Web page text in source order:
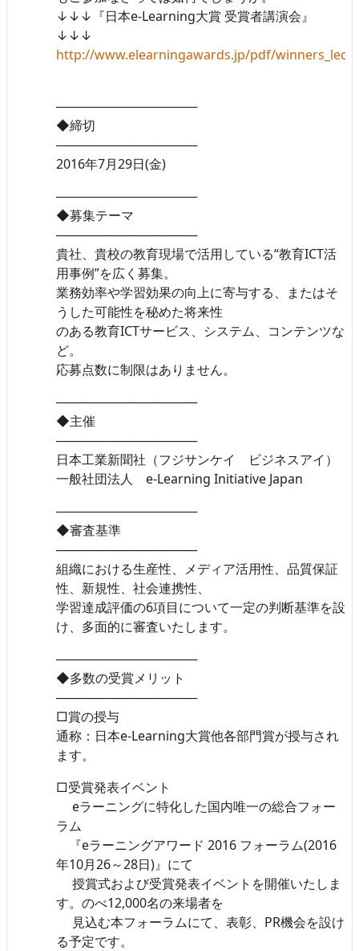
↓↓↓『日本e-Learning大賞 受賞者講演会』
↓↓↓
http://www.elearningawards.jp/pdf/
────────────────
◆締切
────────────────
2016年7月29日(金)
────────────────
◆募集テーマ
────────────────
貴社、貴校の教育現場で活用している“教育ICT活
用事例”を広く募集。
業務効率や学習効果の向上に寄与する、またはそ
うした可能性を秘めた将来性
のある教育ICTサービス、システム、コンテンツな
ど。
応募点数に制限はありません。
────────────────
◆主催
────────────────
日本工業新聞社（フジサンケイ ビジネスアイ）
一般社団法人 e-Learning Initiative Japan
────────────────
◆審査基準
────────────────
組織における生産性、メディア活用性、品質保証
性、新規性、社会連携性、
学習達成評価の6項目について一定の判断基準を設
け、多面的に審査いたします。
────────────────
◆多数の受賞メリット
────────────────
□賞の授与
通称：日本e-Learning大賞他各部門賞が授与され
ます。
□受賞発表イベント
eラーニングに特化した国内唯一の総合フォー
ラム
『eラーニングアワード 2016 フォーラム(2016
年10月26～28日)』にて
授賞式および受賞発表イベントを開催いたしま
す。のべ12,000名の来場者を
見込む本フォーラムにて、表彰、PR機会を設け
る予定です。